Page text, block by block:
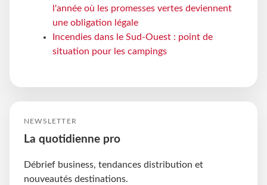
l'année où les promesses vertes deviennent
une obligation légale
Incendies dans le Sud-Ouest : point de
situation pour les campings
NEWSLETTER
La quotidienne pro
Débrief business, tendances distribution et
nouveautés destinations.